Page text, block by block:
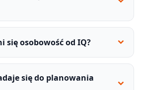
się osobowość od IQ?
się do planowania